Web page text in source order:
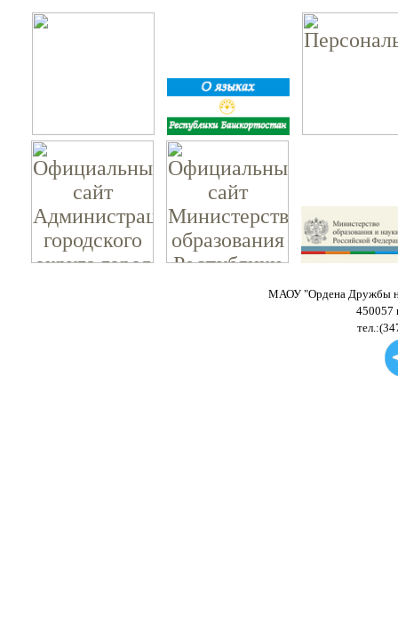
МАОУ "Ордена Дружбы
450057